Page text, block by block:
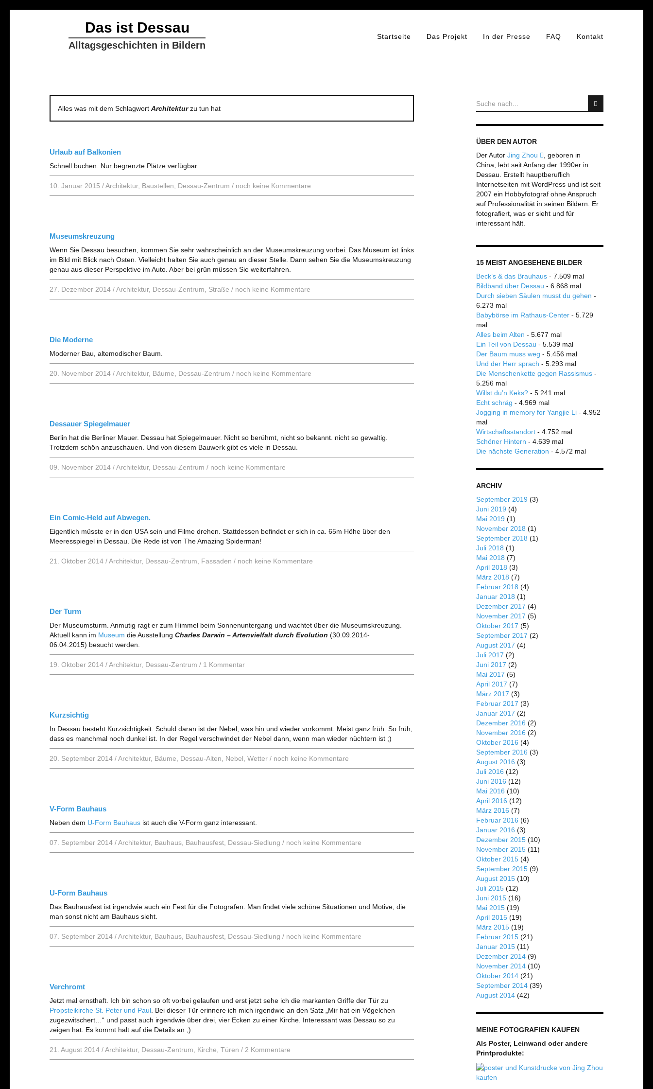
Das ist Dessau
Alltagsgeschichten in Bildern
Startseite Das Projekt In der Presse FAQ Kontakt
Alles was mit dem Schlagwort Architekturzu tun hat
Urlaub auf Balkonien
Schnell buchen. Nur begrenzte Plätze verfügbar.
10. Januar 2015 /Architektur, Baustellen Dessau-Zentrum / noch keine Kommentare
Museumskreuzung
Wenn Sie Dessau besuchen, kommen Sie sehr wahrscheinlich an der Museumskreuzung vorbei. Das Museum ist links
im Bild mit Blick nach Osten. Vielleicht halten Sie auch genau an dieser Stelle. Dann sehen Sie die Museumskreuzung
genau aus dieser Perspektive im Auto. Aber bei grün müssen Sie weiterfahren.
27. Dezember 2014 /Architektur, Dessau-Zentrum Straße / noch keine Kommentare
Die Moderne
Moderner Bau, altemodischer Baum.
20. November 2014 /Architektur, Bäume Dessau-Zentrum / noch keine Kommentare
Dessauer Spiegelmauer
Berlin hat die Berliner Mauer. Dessau hat Spiegelmauer. Nicht so berühmt, nicht so bekannt. nicht so gewaltig.
Trotzdem schön anzuschauen. Und von diesem Bauwerk gibt es viele in Dessau.
09. November 2014 /Architektur, Dessau-Zentrum / noch keine Kommentare
Ein Comic-Held auf Abwegen.
Eigentlich müsste er in den USA sein und Filme drehen. Stattdessen befindet er sich in ca. 65m Höhe über den
Meeresspiegel in Dessau. Die Rede ist von The Amazing Spiderman!
21. Oktober 2014 /Architektur, Dessau-Zentrum Fassaden / noch keine Kommentare
Der Turm
Der Museumsturm. Anmutig ragt er zum Himmel beim Sonnenuntergang und wachtet über die Museumskreuzung.
Aktuell kann im Museum die Ausstellung Charles Darwin – Artenvielfalt durch Evolution (30.09.2014-
06.04.2015) besucht werden.
19. Oktober 2014 /Architektur, Dessau-Zentrum / 1 Kommentar
Kurzsichtig
In Dessau besteht Kurzsichtigkeit. Schuld daran ist der Nebel, was hin und wieder vorkommt. Meist ganz früh. So früh,
dass es manchmal noch dunkel ist. In der Regel verschwindet der Nebel dann, wenn man wieder nüchtern ist ;)
20. September 2014 /Architektur, Bäume Dessau-Alten Nebel Wetter / noch keine Kommentare
V-Form Bauhaus
Neben dem U-Form Bauhaus ist auch die V-Form ganz interessant.
07. September 2014 /Architektur, Bauhaus Bauhausfest Dessau-Siedlung / noch keine Kommentare
U-Form Bauhaus
Das Bauhausfest ist irgendwie auch ein Fest für die Fotografen. Man findet viele schöne Situationen und Motive, die
man sonst nicht am Bauhaus sieht.
07. September 2014 /Architektur, Bauhaus Bauhausfest Dessau-Siedlung / noch keine Kommentare
Verchromt
Jetzt mal ernsthaft. Ich bin schon so oft vorbei gelaufen und erst jetzt sehe ich die markanten Griffe der Tür zu
Propsteikirche St. Peter und Paul . Bei dieser Tür erinnere ich mich irgendwie an den Satz „Mir hat ein Vögelchen
zugezwitschert…“ und passt auch irgendwie über drei, vier Ecken zu einer Kirche. Interessant was Dessau so zu
zeigen hat. Es kommt halt auf die Details an ;)
21. August 2014 /Architektur, Dessau-Zentrum Kirche Türen / 2 Kommentare
ÜBER DEN AUTOR
Der Autor Jing Zhou
, geboren in
China, lebt seit Anfang der 1990er in
Dessau. Erstellt hauptberuflich
Internetseiten mit WordPress und ist seit
2007 ein Hobbyfotograf ohne Anspruch
auf Professionalität in seinen Bildern. Er
fotografiert, was er sieht und für
interessant hält.
15 MEIST ANGESEHENE BILDER
Beck’s & das Brauhaus- 7.509 mal
Bildband über Dessau - 6.868 mal
Durch sieben Säulen musst du gehen -
6.273 mal
Babybörse im Rathaus-Center- 5.729
mal
Alles beim Alten - 5.677 mal
Ein Teil von Dessau - 5.539 mal
Der Baum muss weg - 5.456 mal
Und der Herr sprach - 5.293 mal
Die Menschenkette gegen Rassismus-
5.256 mal
Willst du’n Keks?- 5.241 mal
Echt schräg - 4.969 mal
Jogging in memory for Yangjie Li- 4.952
mal
Wirtschaftsstandort- 4.752 mal
Schöner Hintern - 4.639 mal
Die nächste Generation - 4.572 mal
ARCHIV
September 2019 (3)
Juni 2019 (4)
Mai 2019 (1)
November 2018 (1)
September 2018 (1)
Juli 2018 (1)
Mai 2018 (7)
April 2018 (3)
März 2018 (7)
Februar 2018 (4)
Januar 2018 (1)
Dezember 2017 (4)
November 2017 (5)
Oktober 2017 (5)
September 2017 (2)
August 2017 (4)
Juli 2017 (2)
Juni 2017 (2)
Mai 2017 (5)
April 2017 (7)
März 2017 (3)
Februar 2017 (3)
Januar 2017 (2)
Dezember 2016 (2)
November 2016 (2)
Oktober 2016 (4)
September 2016 (3)
August 2016 (3)
Juli 2016 (12)
Juni 2016 (12)
Mai 2016 (10)
April 2016 (12)
März 2016 (7)
Februar 2016 (6)
Januar 2016 (3)
Dezember 2015(10)
November 2015(11)
Oktober 2015(4)
September 2015(9)
August 2015(10)
Juli 2015(12)
Juni 2015(16)
Mai 2015(19)
April 2015(19)
März 2015(19)
Februar 2015(21)
Januar 2015(11)
Dezember 2014(9)
November 2014(10)
Oktober 2014(21)
September 2014(39)
August 2014(42)
MEINE FOTOGRAFIEN KAUFEN
Als Poster, Leinwand oder andere
Printprodukte: